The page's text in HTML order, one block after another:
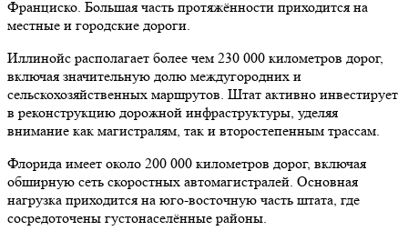
Франциско. Большая часть протяжённости приходится на
местные и городские дороги.
Иллинойс располагает более чем 230 000 километров дорог,
включая значительную долю междугородних и
сельскохозяйственных маршрутов. Штат активно инвестирует
в реконструкцию дорожной инфраструктуры, уделяя
внимание как магистралям, так и второстепенным трассам.
Флорида имеет около 200 000 километров дорог, включая
обширную сеть скоростных автомагистралей. Основная
нагрузка приходится на юго-восточную часть штата, где
сосредоточены густонаселённые районы.